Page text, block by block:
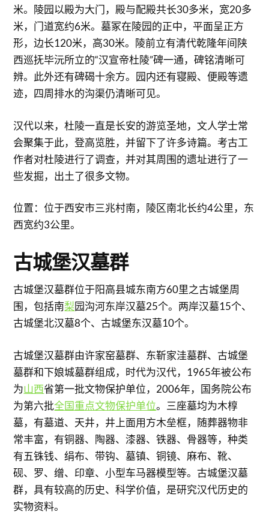
米。陵园以殿为大门，殿与配殿共长30多米，宽20多
米，门道宽约6米。墓冢在陵园的正中，平面呈正方
形，边长120米，高30米。陵前立有清代乾隆年间陕
西巡抚毕沅所立的“汉宣帝杜陵”碑一通，碑铭清晰可
辨。此外还有碑碣十余方。园内还有寝殿、便殿等遗
迹，四周排水的沟渠仍清晰可见。
汉代以来，杜陵一直是长安的游览圣地，文人学士常
会聚集于此，登高览胜，并留下了许多诗篇。考古工
作者对杜陵进行了调查，并对其周围的遗址进行了一
些发掘，出土了很多文物。
位置：位于西安市三兆村南，陵区南北长约4公里，东
西宽约3公里。
古城堡汉墓群
古城堡汉墓群位于阳高县城东南方60里之古城堡周
围，包括南梨园沟河东岸汉墓25个。两岸汉墓15个、
古城堡北汉墓8个、古城堡东汉墓10个。
古城堡汉墓群由许家窑墓群、东靳家洼墓群、古城堡
墓群和下娘城墓群组成，时代为汉代，1965年被公布
为山西省第一批文物保护单位，2006年，国务院公布
为第六批全国重点文物保护单位。三座墓均为木椁
墓，有墓道、天井，井上面用方木垒框，随葬器物非
常丰富，有铜器、陶器、漆器、铁器、骨器等，种类
有五铢钱、绢布、带钩、墓镇、铜镜、麻布、靴、
砚、罗、缯、印章、小型车马器模型等。古城堡汉墓
群，具有较高的历史、科学价值，是研究汉代历史的
实物资料。